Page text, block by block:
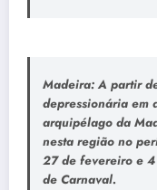
Madeira: A partir
depressionária em
arquipélago da
nesta região no
27 de fevereiro e 4
de Carnaval.